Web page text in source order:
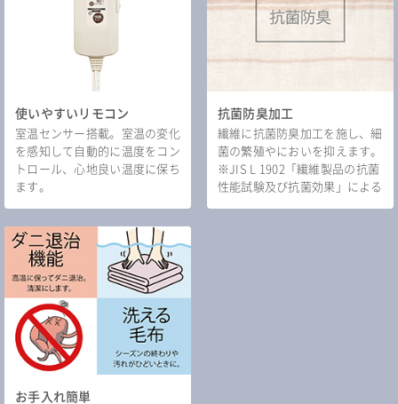
使いやすいリモコン
室温センサー搭載。室温の変化
を感知して自動的に温度をコン
トロール、心地良い温度に保ち
ます。
抗菌防臭加工
繊維に抗菌防臭加工を施し、細
菌の繁殖やにおいを抑えます。
※JIS L 1902「繊維製品の抗菌
性能試験及び抗菌効果」による
お手入れ簡単